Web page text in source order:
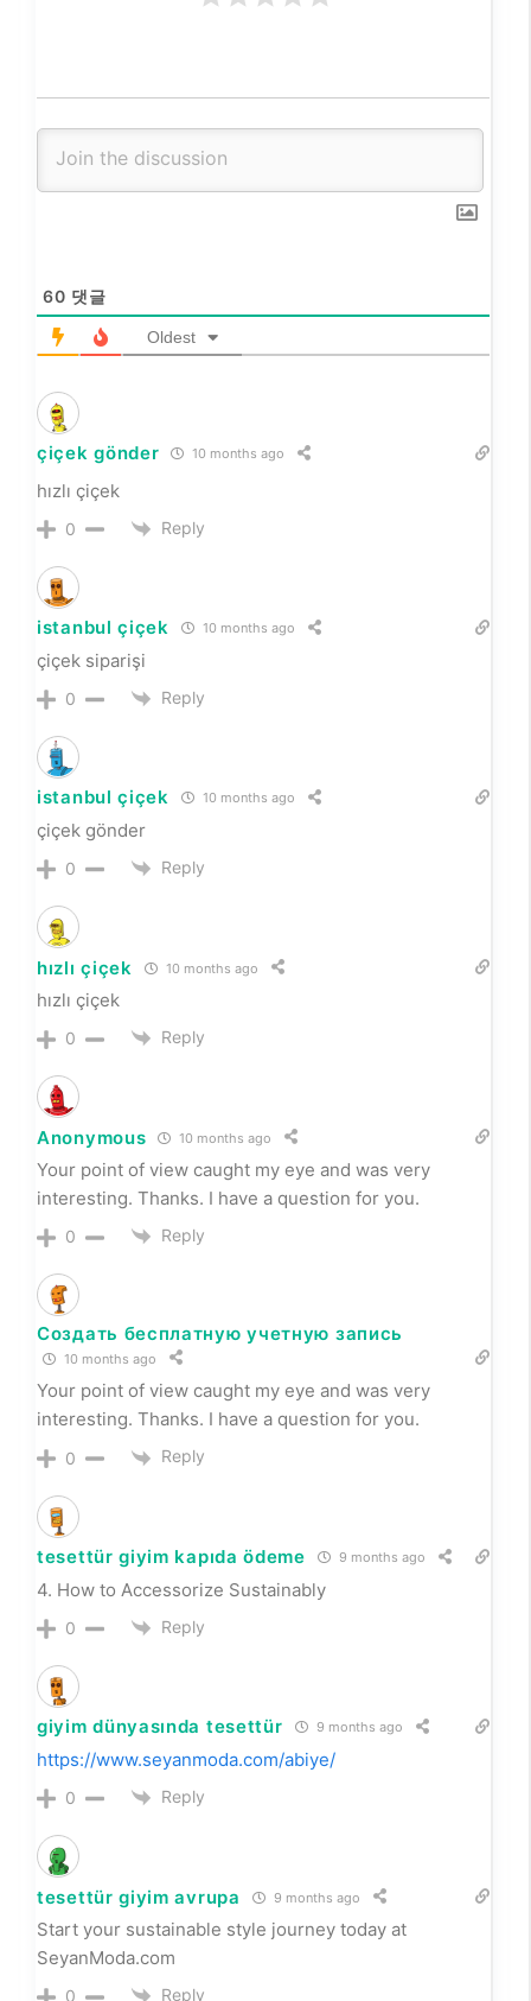
60 댓글
Oldest
çiçek gönder 10 months ago
hızlı çiçek
0 Reply
istanbul çiçek 10 months ago
çiçek siparişi
0 Reply
istanbul çiçek 10 months ago
çiçek gönder
0 Reply
hızlı çiçek 10 months ago
hızlı çiçek
0 Reply
Anonymous 10 months ago
Your point of view caught my eye and was very
interesting. Thanks. I have a question for you.
0 Reply
Создать бесплатную учетную запись
10 months ago
Your point of view caught my eye and was very
interesting. Thanks. I have a question for you.
0 Reply
tesettür giyim kapıda ödeme 9 months ago
4. How to Accessorize Sustainably
0 Reply
giyim dünyasında tesettür 9 months ago
https://www.seyanmoda.com/abiye/
0 Reply
tesettür giyim avrupa 9 months ago
Start your sustainable style journey today at
SeyanModa.com
0 Reply